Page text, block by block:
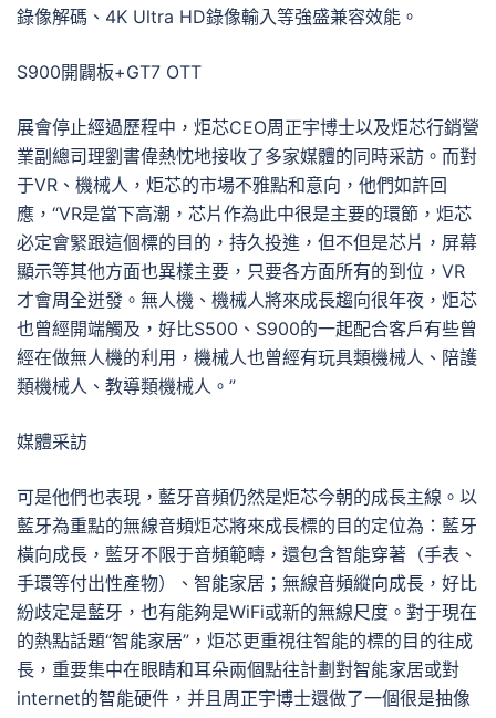
錄像解碼、4K Ultra HD錄像輸入等強盛兼容效能。
S900開闢板+GT7 OTT
展會停止經過歷程中，炬芯CEO周正宇博士以及炬芯行銷營
業副總司理劉書偉熱忱地接收了多家媒體的同時采訪。而對
于VR、機械人，炬芯的市場不雅點和意向，他們如許回
應，“VR是當下高潮，芯片作為此中很是主要的環節，炬芯
必定會緊跟這個標的目的，持久投進，但不但是芯片，屏幕
顯示等其他方面也異樣主要，只要各方面所有的到位，VR
才會周全迸發。無人機、機械人將來成長趨向很年夜，炬芯
也曾經開端觸及，好比S500、S900的一起配合客戶有些曾
經在做無人機的利用，機械人也曾經有玩具類機械人、陪護
類機械人、教導類機械人。”
媒體采訪
可是他們也表現，藍牙音頻仍然是炬芯今朝的成長主線。以
藍牙為重點的無線音頻炬芯將來成長標的目的定位為：藍牙
橫向成長，藍牙不限于音頻範疇，還包含智能穿著（手表、
手環等付出性產物）、智能家居；無線音頻縱向成長，好比
紛歧定是藍牙，也有能夠是WiFi或新的無線尺度。對于現在
的熱點話題“智能家居”，炬芯更重視往智能的標的目的往成
長，重要集中在眼睛和耳朵兩個點往計劃對智能家居或對
internet的智能硬件，并且周正宇博士還做了一個很是抽像